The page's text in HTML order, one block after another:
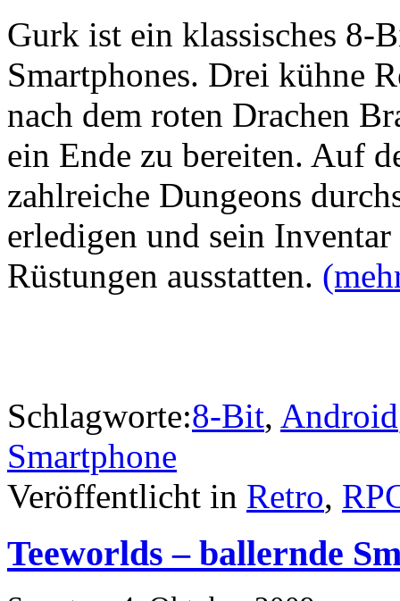
Gurk ist ein klassisches 8-
Smartphones. Drei kühne
nach dem roten Drachen
ein Ende zu bereiten. Auf
zahlreiche Dungeons
erledigen und sein
Rüstungen ausstatten.
Schlagworte:8-Bit, Android
Smartphone
Veröffentlicht in Retro,
Teeworlds – ballernde